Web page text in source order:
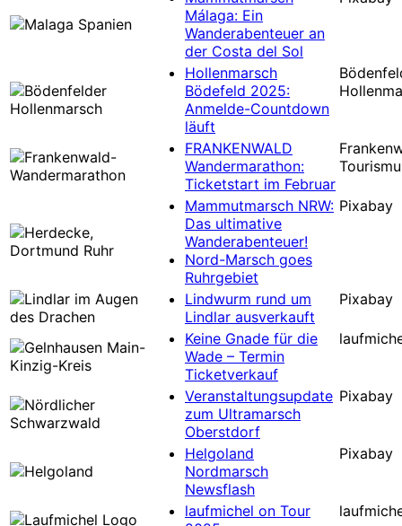
Málaga: Ein
Wanderabenteuer an
der Costa del Sol
Hollenmarsch
Bödefeld 2025:
Anmelde-Countdown
läuft
FRANKENWALD
Wandermarathon:
Ticketstart im Februar
Mammutmarsch NRW:
Das ultimative
Wanderabenteuer!
Nord-Marsch goes
Ruhrgebiet
Pixabay
Lindwurm rund um
Lindlar ausverkauft
Pixabay
Keine Gnade für die
Wade – Termin
Ticketverkauf
Veranstaltungsupdate
zum Ultramarsch
Oberstdorf
Pixabay
Helgoland
Nordmarsch
Newsflash
Pixabay
laufmichel on Tour